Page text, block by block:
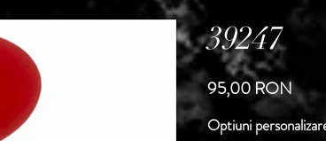
39247
95,00 RONPreț
Optiuni